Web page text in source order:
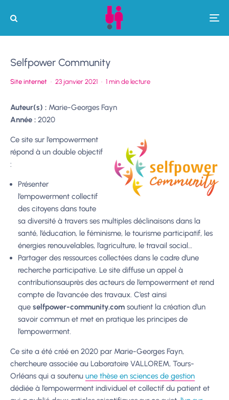
Selfpower Community
Site internet · 23 janvier 2021 · 1 min de lecture
Auteur(s) : Marie-Georges Fayn
Année : 2020
Ce site sur l’empowerment
répond à un double objectif
:
Présenter
l’empowerment collectif
des citoyens dans toute
sa diversité à travers ses multiples déclinaisons dans la
santé, l’éducation, le féminisme, le tourisme participatif, les
énergies renouvelables, l’agriculture, le travail social…
Partager des ressources collectées dans le cadre d’une
recherche participative. Le site diffuse un appel à
contributionsauprès des acteurs de l’empowerment et rend
compte de l’avancée des travaux. C’est ainsi
que selfpower-community.com soutient la création d’un
savoir commun et met en pratique les principes de
l’empowerment.
Ce site a été créé en 2020 par Marie-Georges Fayn,
chercheure associée au Laboratoire VALLOREM, Tours-
Orléans qui a soutenu une thèse en sciences de gestion
dédiée à l’empowerment individuel et collectif du patient et